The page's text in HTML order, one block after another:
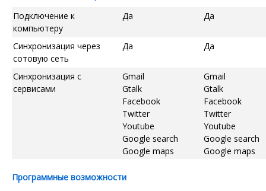
Подключение к
компьютеру
Да Да
Синхронизация через
сотовую сеть
Да Да
Синхронизация с
сервисами
Gmail
Gtalk
Facebook
Twitter
Youtube
Google search
Google maps
Gmail
Gtalk
Facebook
Twitter
Youtube
Google search
Google maps
Программные возможности